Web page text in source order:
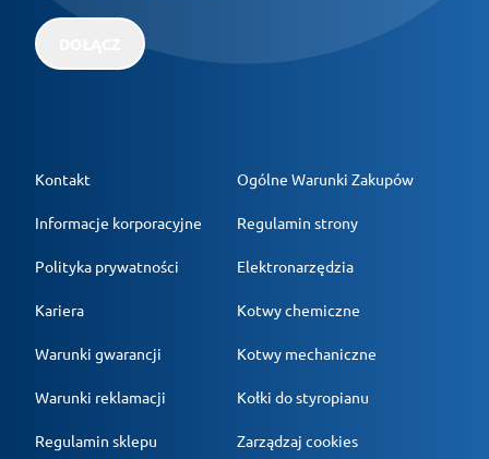
Kontakt
Informacje korporacyjne
Polityka prywatności
Kariera
Warunki gwarancji
Warunki reklamacji
Regulamin sklepu
Ogólne Warunki Zakupów
Regulamin strony
Elektronarzędzia
Kotwy chemiczne
Kotwy mechaniczne
Kołki do styropianu
Zarządzaj cookies